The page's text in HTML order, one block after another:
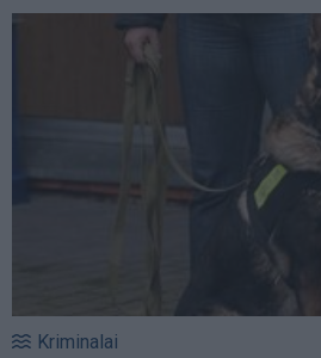
Kriminalai